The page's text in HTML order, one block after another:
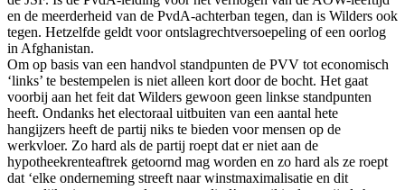
en de meerderheid van de PvdA-achterban tegen, dan is Wilders ook
tegen. Hetzelfde geldt voor ontslagrechtversoepeling of een oorlog
in Afghanistan.
Om op basis van een handvol standpunten de PVV tot economisch
‘links’ te bestempelen is niet alleen kort door de bocht. Het gaat
voorbij aan het feit dat Wilders gewoon geen linkse standpunten
heeft. Ondanks het electoraal uitbuiten van een aantal hete
hangijzers heeft de partij niks te bieden voor mensen op de
werkvloer. Zo hard als de partij roept dat er niet aan de
hypotheekrenteaftrek getoornd mag worden en zo hard als ze roept
dat ‘elke onderneming streeft naar winstmaximalisatie en dit